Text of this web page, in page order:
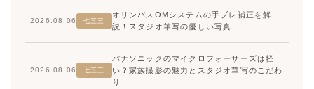
2026.08.06 七五三
オリンパスOMシステムの手ブレ補正を解
説！スタジオ華写の優しい写真
2026.08.06 七五三
パナソニックのマイクロフォーサーズは軽
い？家族撮影の魅力とスタジオ華写のこだわ
り